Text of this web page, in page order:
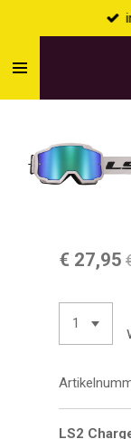
naar
€ 27,95
LS2